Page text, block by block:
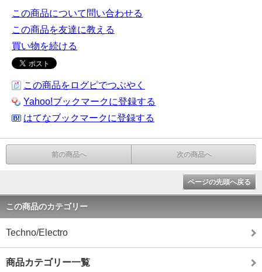
この商品について問い合わせる
この商品を友達に教える
買い物を続ける
この商品をログピでつぶやく
Yahoo!ブックマークに登録する
はてなブックマークに登録する
前の商品へ 次の商品へ
ページの先頭へ戻る
この商品のカテゴリー
Techno/Electro
商品カテゴリー一覧